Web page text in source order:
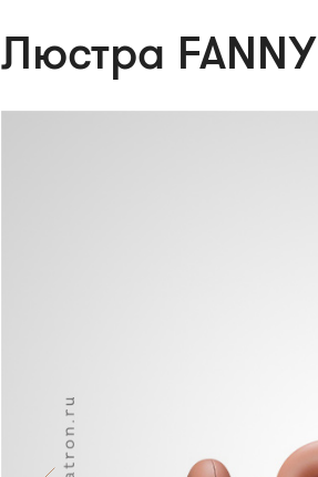
Люстра FANNY